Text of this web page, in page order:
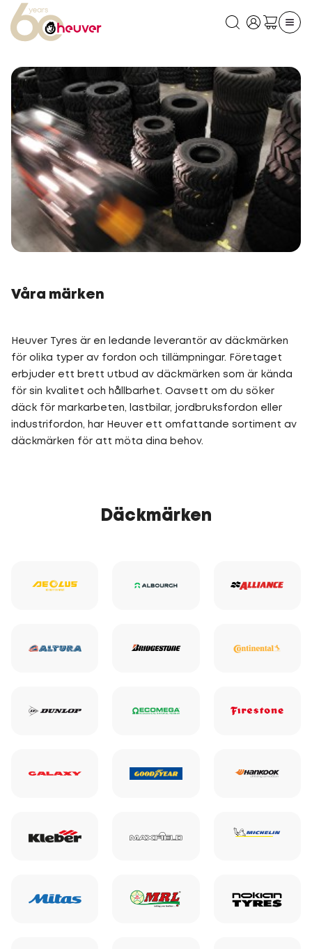
Våra märken
Heuver Tyres är en ledande leverantör av däckmärken
för olika typer av fordon och tillämpningar. Företaget
erbjuder ett brett utbud av däckmärken som är kända
för sin kvalitet och hållbarhet. Oavsett om du söker
däck för markarbeten, lastbilar, jordbruksfordon eller
industrifordon, har Heuver ett omfattande sortiment av
däckmärken för att möta dina behov.
Däckmärken